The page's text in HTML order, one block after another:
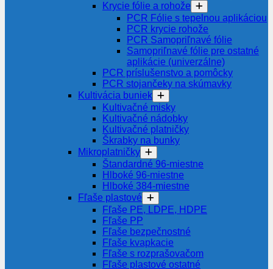
Krycie fólie a rohože
PCR Fólie s tepelnou aplikáciou
PCR krycie rohože
PCR Samopriľnavé fólie
Samopriľnavé fólie pre ostatné
aplikácie (univerzálne)
PCR príslušenstvo a pomôcky
PCR stojančeky na skúmavky
Kultivácia buniek
Kultivačné misky
Kultivačné nádobky
Kultivačné platničky
Škrabky na bunky
Mikroplatničky
Štandardné 96-miestne
Hlboké 96-miestne
Hlboké 384-miestne
Fľaše plastové
Fľaše PE, LDPE, HDPE
Fľaše PP
Fľaše bezpečnostné
Fľaše kvapkacie
Fľaše s rozprašovačom
Fľaše plastové ostatné